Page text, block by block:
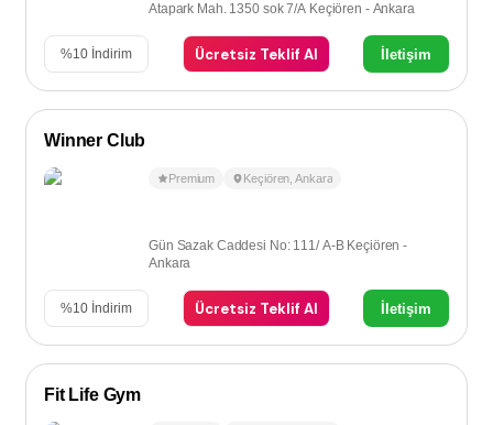
Atapark Mah. 1350 sok 7/A Keçiören - Ankara
%10 İndirim Ücretsiz Teklif Al İletişim
Winner Club
Premium Keçiören ,Ankara
Gün Sazak Caddesi No: 111/ A-B Keçiören -
Ankara
%10 İndirim Ücretsiz Teklif Al İletişim
Fit Life Gym